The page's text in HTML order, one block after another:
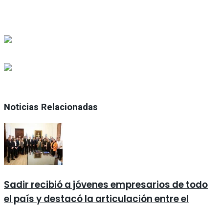
Noticias Relacionadas
Sadir recibió a jóvenes empresarios de todo
el país y destacó la articulación entre el